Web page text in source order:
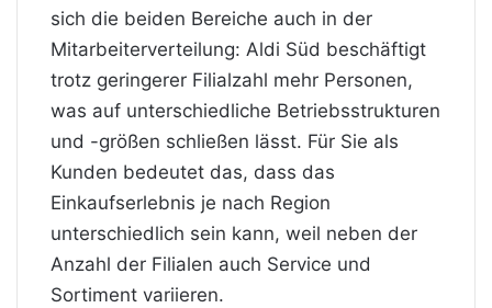
sich die beiden Bereiche auch in der
Mitarbeiterverteilung: Aldi Süd beschäftigt
trotz geringerer Filialzahl mehr Personen,
was auf unterschiedliche Betriebsstrukturen
und -größen schließen lässt. Für Sie als
Kunden bedeutet das, dass das
Einkaufserlebnis je nach Region
unterschiedlich sein kann, weil neben der
Anzahl der Filialen auch Service und
Sortiment variieren.